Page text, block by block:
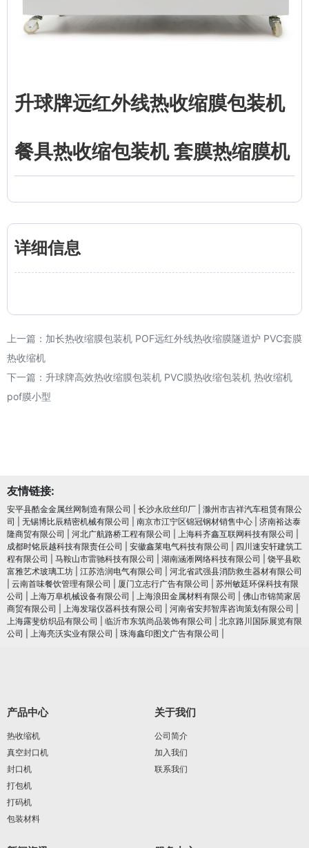
升球牌远红外线热收缩膜包装机
餐具热收缩包装机 套膜热缩膜机
详细信息
上一篇： 加长热收缩膜包装机 POF远红外线热收缩膜隧道炉 PVC套膜
热收缩机
下一篇： 升球牌高效热收缩膜包装机 PVC膜热收缩包装机 热收缩机
pof膜小型
友情链接:
安平县酷金金属丝网制造有限公司 长沙永欣丝印厂
滁州市吉祥汽车租赁有限公
司
无锡博比辰精密机械有限公司 南京市江宁区锦冠钢材销售中心
济南裕达泰
隆商贸有限公司
河北广航路桥工程有限公司 上海科齐鑫互联网科技有限公司
成都时铭辰越科技有限责任公司
安徽鑫莱电气科技有限公司
四川速安轩建筑工
程有限公司
马鞍山市雷驰科技有限公司 湖南涵淅网络科技有限公司
饶平县欧
富雅艺术玻璃工坊
江苏浩润电⽓有限公司
河北省武强县消防救生器材有限公司
云南首味餐饮管理有限公司 厦门立志行广告有限公司
苏州敏廷环保科技有限
公司
上海万阜机械设备有限公司 上海浪田金属材料有限公司
佛山市锦简家居
商贸有限公司
上海发瑞仪器科技有限公司 河南省安邦智库咨询策划有限公司
上海露斐纺织品有限公司
临沂市东筑尚品装饰有限公司
北京路川国际展览有限
公司
上海亮沃实业有限公司 珠海鑫印图文广告有限公司
产品中心
热收缩机
真空封口机
封口机
打包机
打码机
包装材料
关于我们
公司简介
加入我们
联系我们